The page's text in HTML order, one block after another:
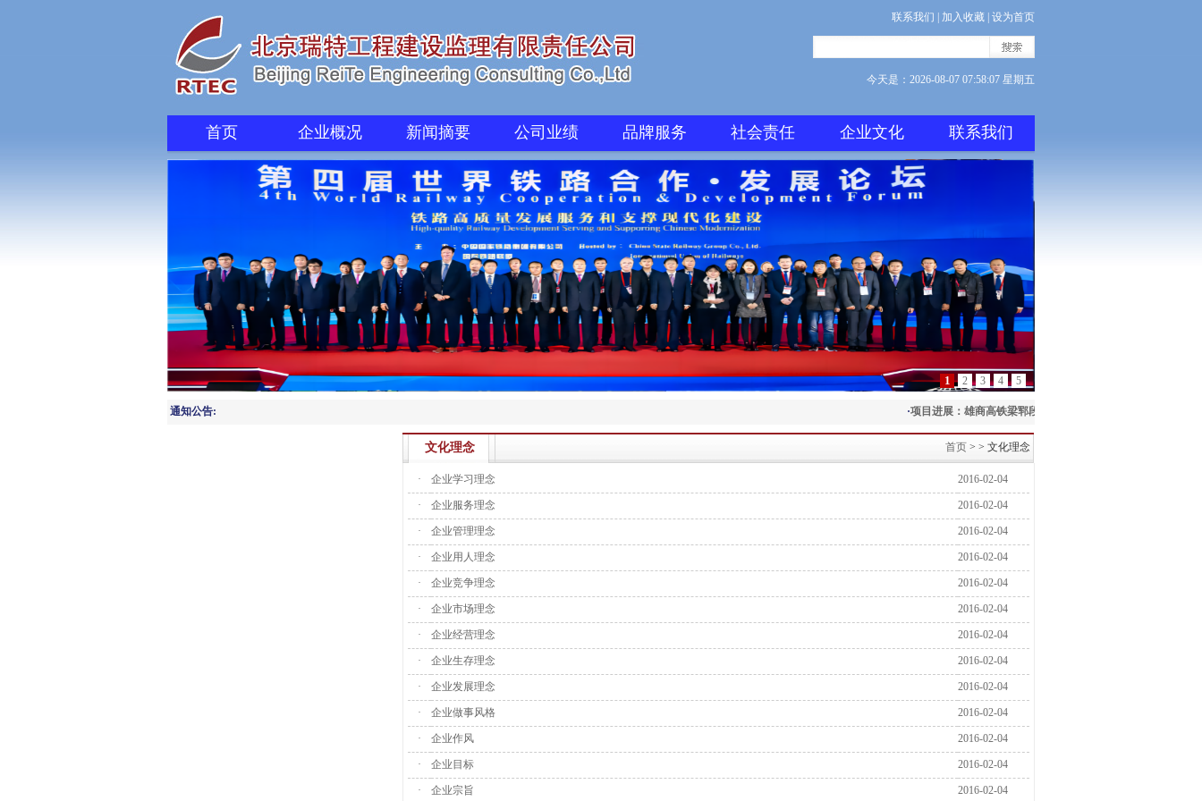
联系我们 加入收藏 设为首页
今天是： 2026-08-07 07:58:07 星期五
首页 企业概况 新闻摘要 公司业绩 品牌服务 社会责任 企业文化 联系我们
1 2 3 4 5
通知公告: 项目进展：雄商高铁梁郓段轨道工程实现关键突破
文化理念 首页 > > 文化理念
· 企业学习理念 2016-02-04
· 企业服务理念 2016-02-04
· 企业管理理念 2016-02-04
· 企业用人理念 2016-02-04
· 企业竞争理念 2016-02-04
· 企业市场理念 2016-02-04
· 企业经营理念 2016-02-04
· 企业生存理念 2016-02-04
· 企业发展理念 2016-02-04
· 企业做事风格 2016-02-04
· 企业作风 2016-02-04
· 企业目标 2016-02-04
· 企业宗旨 2016-02-04